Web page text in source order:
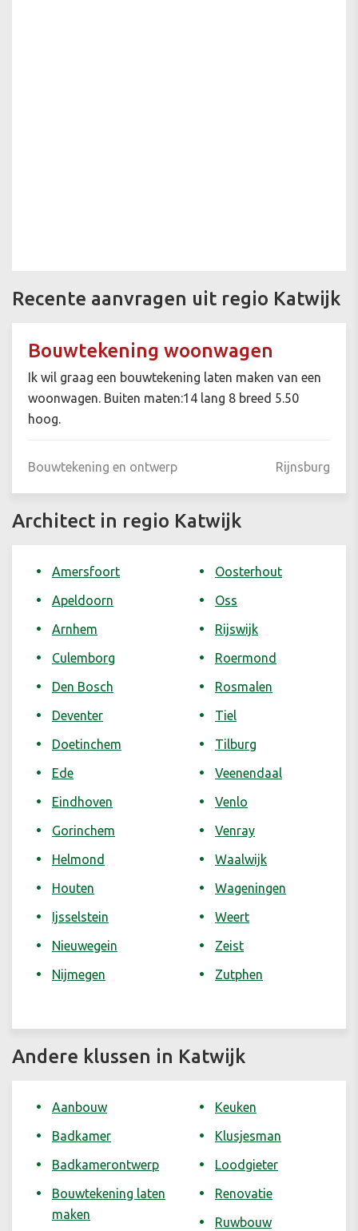
Recente aanvragen uit regio Katwijk
Bouwtekening woonwagen
Ik wil graag een bouwtekening laten maken van een
woonwagen. Buiten maten:14 lang 8 breed 5.50
hoog.
Bouwtekening en ontwerp Rijnsburg
Architect in regio Katwijk
Amersfoort
Apeldoorn
Arnhem
Culemborg
Den Bosch
Deventer
Doetinchem
Ede
Eindhoven
Gorinchem
Helmond
Houten
Ijsselstein
Nieuwegein
Nijmegen
Oosterhout
Oss
Rijswijk
Roermond
Rosmalen
Tiel
Tilburg
Veenendaal
Venlo
Venray
Waalwijk
Wageningen
Weert
Zeist
Zutphen
Andere klussen in Katwijk
Aanbouw
Badkamer
Badkamerontwerp
Bouwtekening laten
maken
Keuken
Klusjesman
Loodgieter
Renovatie
Ruwbouw